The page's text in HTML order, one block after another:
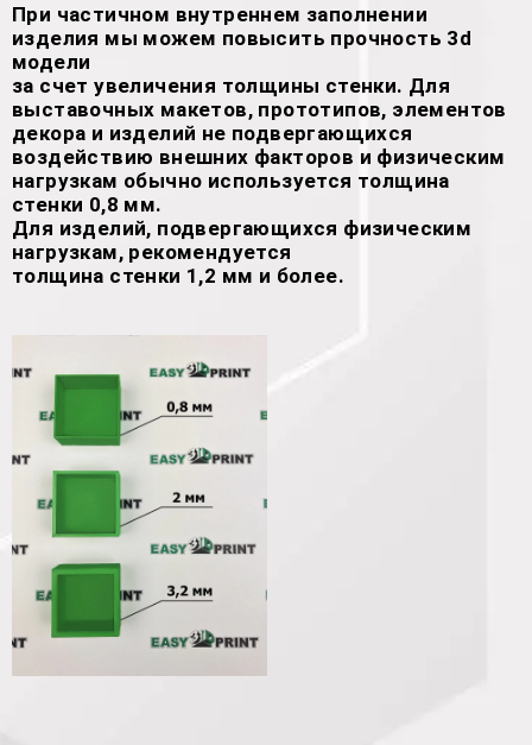
При частичном внутреннем заполнении
изделия мы можем повысить прочность 3d
модели
за счет увеличения толщины стенки. Для
выставочных макетов, прототипов, элементов
декора и изделий не подвергающихся
воздействию внешних факторов и физическим
нагрузкам обычно используется толщина
стенки 0,8 мм.
Для изделий, подвергающихся физическим
нагрузкам, рекомендуется
толщина стенки 1,2 мм и более.